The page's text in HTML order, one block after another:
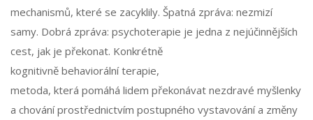
mechanismů, které se zacyklily. Špatná zpráva: nezmizí
samy. Dobrá zpráva: psychoterapie je jedna z nejúčinnějších
cest, jak je překonat. Konkrétně
kognitivně behaviorální terapie,
metoda, která pomáhá lidem překonávat nezdravé myšlenky
a chování prostřednictvím postupného vystavování a změny